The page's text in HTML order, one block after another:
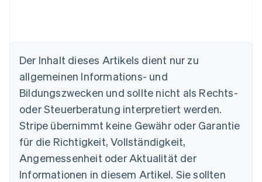
Der Inhalt dieses Artikels dient nur zu
allgemeinen Informations- und
Bildungszwecken und sollte nicht als Rechts-
oder Steuerberatung interpretiert werden.
Stripe übernimmt keine Gewähr oder Garantie
für die Richtigkeit, Vollständigkeit,
Angemessenheit oder Aktualität der
Informationen in diesem Artikel. Sie sollten
Australien
English
Belgien
NederlandsFrançaisDeutschEnglish